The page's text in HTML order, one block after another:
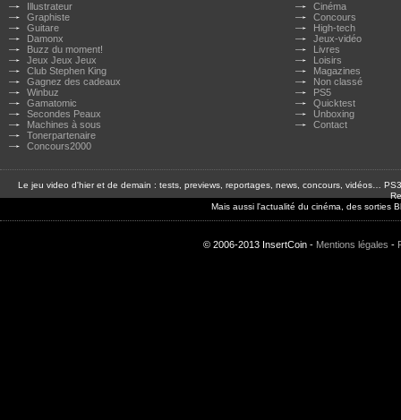
Illustrateur
Graphiste
Guitare
Damonx
Buzz du moment!
Jeux Jeux Jeux
Club Stephen King
Gagnez des cadeaux
Winbuz
Gamatomic
Secondes Peaux
Machines à sous
Tonerpartenaire
Concours2000
Cinéma
Concours
High-tech
Jeux-vidéo
Livres
Loisirs
Magazines
Non classé
PS5
Quicktest
Unboxing
Contact
Le jeu video d'hier et de demain : tests, previews, reportages, news, concours, vidéos…
Mais aussi l'actualité du cinéma, des sorties
© 2006-2013 InsertCoin - Mentions légales -